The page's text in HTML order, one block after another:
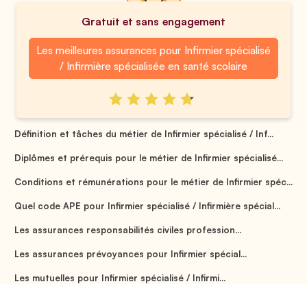
Gratuit et sans engagement
Les meilleures assurances pour Infirmier spécialisé
/ Infirmière spécialisée en santé scolaire
Définition et tâches du métier de Infirmier spécialisé / Inf...
Diplômes et prérequis pour le métier de Infirmier spécialisé...
Conditions et rémunérations pour le métier de Infirmier spéc...
Quel code APE pour Infirmier spécialisé / Infirmière spécial...
Les assurances responsabilités civiles profession...
Les assurances prévoyances pour Infirmier spécial...
Les mutuelles pour Infirmier spécialisé / Infirmi...